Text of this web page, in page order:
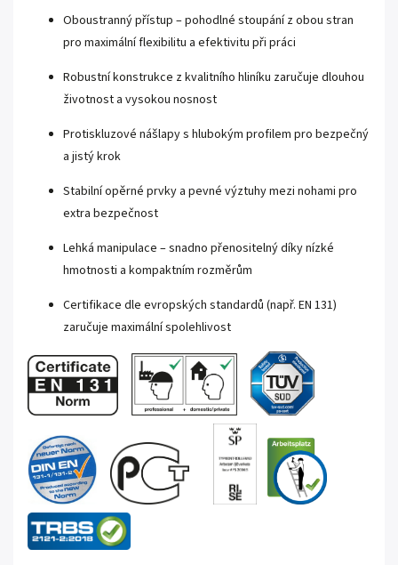
Oboustranný přístup – pohodlné stoupání z obou stran
pro maximální flexibilitu a efektivitu při práci
Robustní konstrukce z kvalitního hliníku zaručuje dlouhou
životnost a vysokou nosnost
Protiskluzové nášlapy s hlubokým profilem pro bezpečný
a jistý krok
Stabilní opěrné prvky a pevné výztuhy mezi nohami pro
extra bezpečnost
Lehká manipulace – snadno přenositelný díky nízké
hmotnosti a kompaktním rozměrům
Certifikace dle evropských standardů (např. EN 131)
zaručuje maximální spolehlivost